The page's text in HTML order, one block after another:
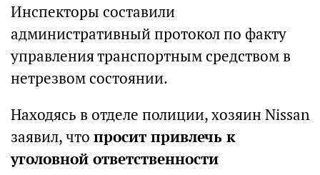
Инспекторы составили
административный протокол по факту
управления транспортным средством в
нетрезвом состоянии.
Находясь в отделе полиции, хозяин Nissan
заявил, что просит привлечь к
уголовной ответственности